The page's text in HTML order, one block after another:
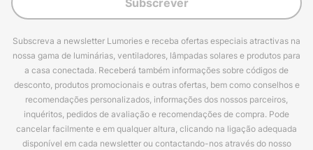
Subscrever
Subscreva a newsletter Lumories e receba ofertas especiais atractivas na
nossa gama de luminárias, ventiladores, lâmpadas solares e produtos para
a casa conectada. Receberá também informações sobre códigos de
desconto, produtos promocionais e outras ofertas, bem como conselhos e
recomendações personalizados, informações dos nossos parceiros,
inquéritos, pedidos de avaliação e recomendações de compra. Pode
cancelar facilmente e em qualquer altura, clicando na ligação adequada
disponível em cada newsletter ou contactando-nos através do nosso